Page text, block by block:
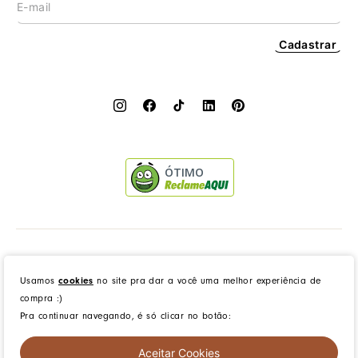
Usamos cookies no site pra dar a você uma melhor experiência de
compra :)
Pra continuar navegando, é só clicar no botão:
Aceitar Cookies
Cadastrar
ÓTIMO
created byCommerceGrowth| powered by